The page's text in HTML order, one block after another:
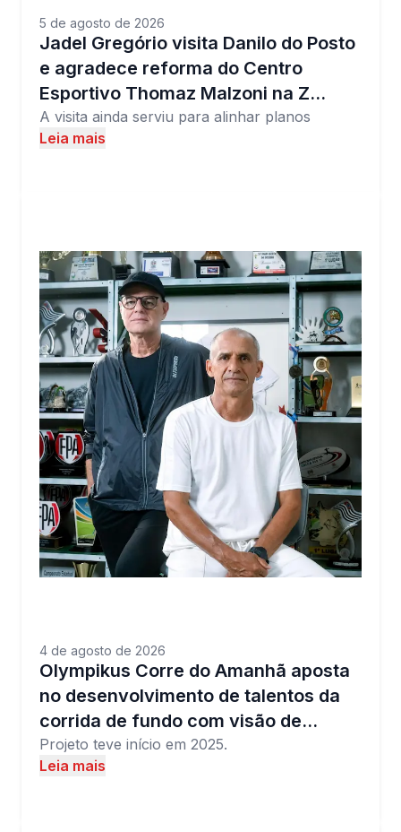
5 de agosto de 2026
Jadel Gregório visita Danilo do Posto
e agradece reforma do Centro
Esportivo Thomaz Malzoni na Z…
A visita ainda serviu para alinhar planos
Leia mais
4 de agosto de 2026
Olympikus Corre do Amanhã aposta
no desenvolvimento de talentos da
corrida de fundo com visão de…
Projeto teve início em 2025.
Leia mais